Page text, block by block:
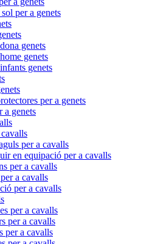
per a genets
genets
genets
genets
per a genets
a genets
per a cavalls
en equipació per a cavalls
per a cavalls
a cavalls
per a cavalls
per a cavalls
per a cavalls
per a cavalls